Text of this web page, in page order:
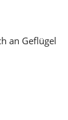
an Geflügel